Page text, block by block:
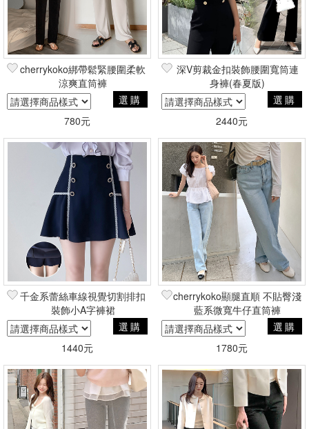
cherrykoko綁帶鬆緊腰圍柔軟
涼爽直筒褲
選購
780元
深V剪裁金扣裝飾腰圍寬筒連
身褲(春夏版)
選購
2440元
千金系蕾絲車線視覺切割排扣
裝飾小A字褲裙
選購
1440元
cherrykoko顯腿直順 不貼臀淺
藍系微寬牛仔直筒褲
選購
1780元